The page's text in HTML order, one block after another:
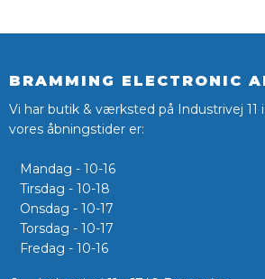
BRAMMING ELECTRONIC
Vi har butik & værksted på Industrivej 11
vores åbningstider er:
Mandag - 10-16
Tirsdag - 10-18
Onsdag - 10-17
Torsdag - 10-17
Fredag - 10-16